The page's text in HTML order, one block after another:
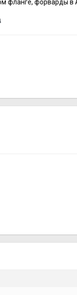
фланге, форварды в